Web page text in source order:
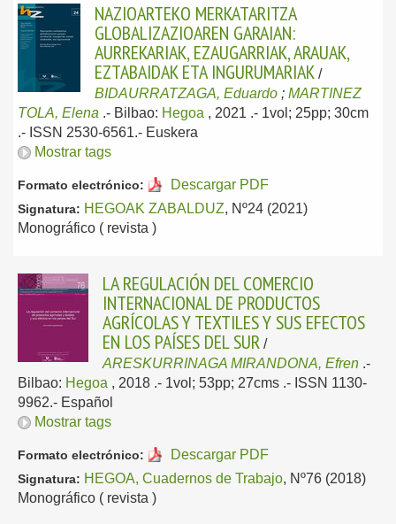
NAZIOARTEKO MERKATARITZA
GLOBALIZAZIOAREN GARAIAN:
AURREKARIAK, EZAUGARRIAK, ARAUAK,
EZTABAIDAK ETA INGURUMARIAK /
BIDAURRATZAGA, Eduardo ; MARTINEZ
TOLA, Elena .- Bilbao: Hegoa , 2021 .- 1vol; 25pp; 30cm
.- ISSN 2530-6561.- Euskera
Mostrar tags
Formato electrónico: Descargar PDF
Signatura: HEGOAK ZABALDUZ, Nº24 (2021)
Monográfico ( revista )
LA REGULACIÓN DEL COMERCIO
INTERNACIONAL DE PRODUCTOS
AGRÍCOLAS Y TEXTILES Y SUS EFECTOS
EN LOS PAÍSES DEL SUR /
ARESKURRINAGA MIRANDONA, Efren .-
Bilbao: Hegoa , 2018 .- 1vol; 53pp; 27cms .- ISSN 1130-
9962.- Español
Mostrar tags
Formato electrónico: Descargar PDF
Signatura: HEGOA, Cuadernos de Trabajo, Nº76 (2018)
Monográfico ( revista )